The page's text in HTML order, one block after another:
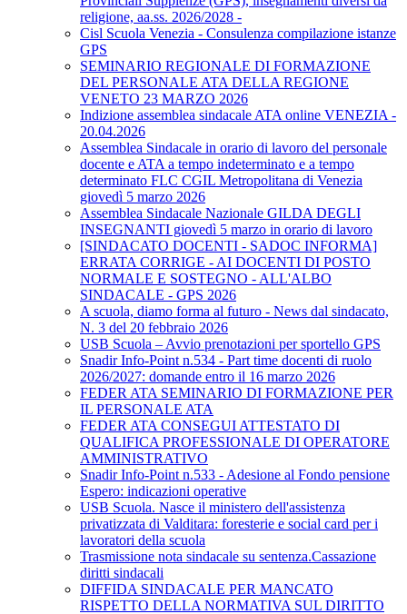
religione, aa.ss. 2026/2028 -
Cisl Scuola Venezia - Consulenza compilazione istanze
GPS
SEMINARIO REGIONALE DI FORMAZIONE
DEL PERSONALE ATA DELLA REGIONE
VENETO 23 MARZO 2026
Indizione assemblea sindacale ATA online VENEZIA -
20.04.2026
Assemblea Sindacale in orario di lavoro del personale
docente e ATA a tempo indeterminato e a tempo
determinato FLC CGIL Metropolitana di Venezia
giovedì 5 marzo 2026
Assemblea Sindacale Nazionale GILDA DEGLI
INSEGNANTI giovedì 5 marzo in orario di lavoro
[SINDACATO DOCENTI - SADOC INFORMA]
ERRATA CORRIGE - AI DOCENTI DI POSTO
NORMALE E SOSTEGNO - ALL'ALBO
SINDACALE - GPS 2026
A scuola, diamo forma al futuro - News dal sindacato,
N. 3 del 20 febbraio 2026
USB Scuola – Avvio prenotazioni per sportello GPS
Snadir Info-Point n.534 - Part time docenti di ruolo
2026/2027: domande entro il 16 marzo 2026
FEDER ATA SEMINARIO DI FORMAZIONE PER
IL PERSONALE ATA
FEDER ATA CONSEGUI ATTESTATO DI
QUALIFICA PROFESSIONALE DI OPERATORE
AMMINISTRATIVO
Snadir Info-Point n.533 - Adesione al Fondo pensione
Espero: indicazioni operative
USB Scuola. Nasce il ministero dell'assistenza
privatizzata di Valditara: foresterie e social card per i
lavoratori della scuola
Trasmissione nota sindacale su sentenza.Cassazione
diritti sindacali
DIFFIDA SINDACALE PER MANCATO
RISPETTO DELLA NORMATIVA SUL DIRITTO